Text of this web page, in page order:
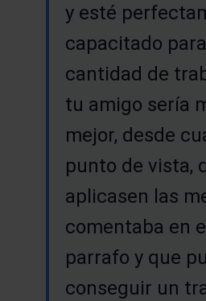
y esté
capacitado
cantidad de
tu amigo sería
mejor, desde
punto de vista,
aplicasen las
comentaba en
parrafo y que
conseguir un